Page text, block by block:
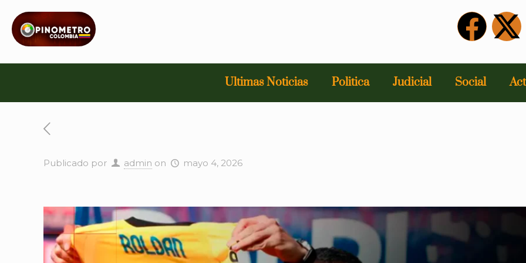
Ultimas Noticias Politica Judicial Social
Publicado por admin on mayo 4, 2026